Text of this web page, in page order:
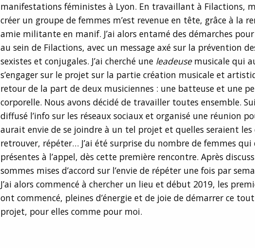
manifestations féministes à Lyon. En travaillant à Filactions,
créer un groupe de femmes m’est revenue en tête, grâce à la
amie militante en manif. J’ai alors entamé des démarches
au sein de Filactions, avec un message axé sur la prévention
sexistes et conjugales. J’ai cherché une leadeusemusicale qui
s’engager sur le projet sur la partie création musicale et
retour de la part de deux musiciennes : une batteuse et une
corporelle. Nous avons décidé de travailler toutes ensemble.
diffusé l’info sur les réseaux sociaux et organisé une réunion
aurait envie de se joindre à un tel projet et quelles seraient les
retrouver, répéter… J’ai été surprise du nombre de femmes
présentes à l’appel, dès cette première rencontre. Après
sommes mises d’accord sur l’envie de répéter une fois par
J’ai alors commencé à chercher un lieu et début 2019, les
ont commencé, pleines d’énergie et de joie de démarrer ce
projet, pour elles comme pour moi.